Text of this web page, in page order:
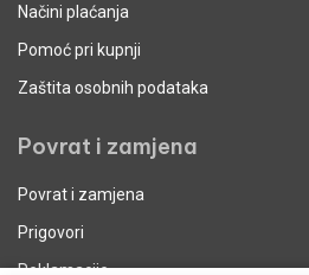
Načini plaćanja
Pomoć pri kupnji
Zaštita osobnih podataka
Povrat i zamjena
Povrat i zamjena
Prigovori
Reklamacije